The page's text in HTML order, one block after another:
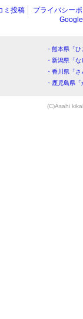
ミ投稿
プライバシー
・熊本県「
・新潟県「
・香川県「
・鹿児島県
(C)Asahi